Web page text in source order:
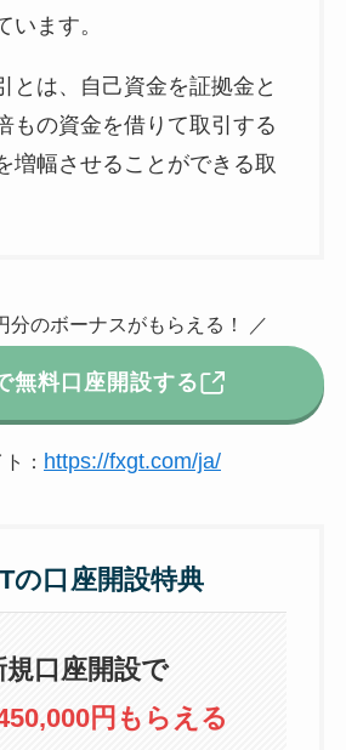
います。
とは、自己資金を証拠金と
もの資金を借りて取引する
増幅させることができる取
分のボーナスがもらえる！ ／
無料口座開設する
： https://fxgt.com/ja/
の口座開設特典
規口座開設で
円もらえる